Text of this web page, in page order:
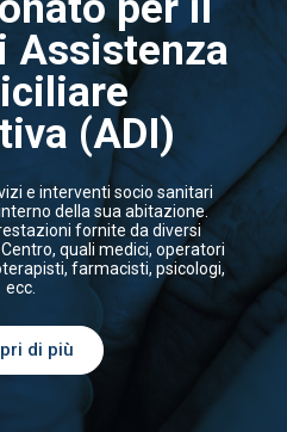
Assistenza
(ADI)
e interventi socio sanitari
della sua abitazione.
fornite da diversi
quali medici, operatori
farmacisti, psicologi,
ecc.
di più